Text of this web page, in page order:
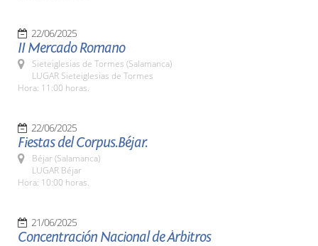
22/06/2025
II Mercado Romano
Sieteiglesias de Tormes (Salamanca)
LUGAR Sieteiglesias de Tormes
Hora: 11:00 horas.
22/06/2025
Fiestas del Corpus.Béjar.
Béjar (Salamanca)
LUGAR Béjar
Hora: 10:00 horas.
21/06/2025
Concentración Nacional de Árbitros